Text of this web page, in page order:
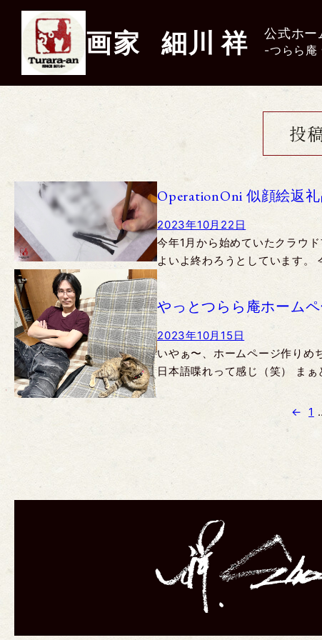
画家 細川 祥 公式ホー
-つらら庵
投
OperationOni 似顔絵返
2023年10月22日
今年1月から始めていたクラウ
よいよ終わろうとしています。
やっとつらら庵ホームペ
2023年10月15日
いやぁ〜、ホームページ作りめ
日本語喋れって感じ（笑） ま
← 1